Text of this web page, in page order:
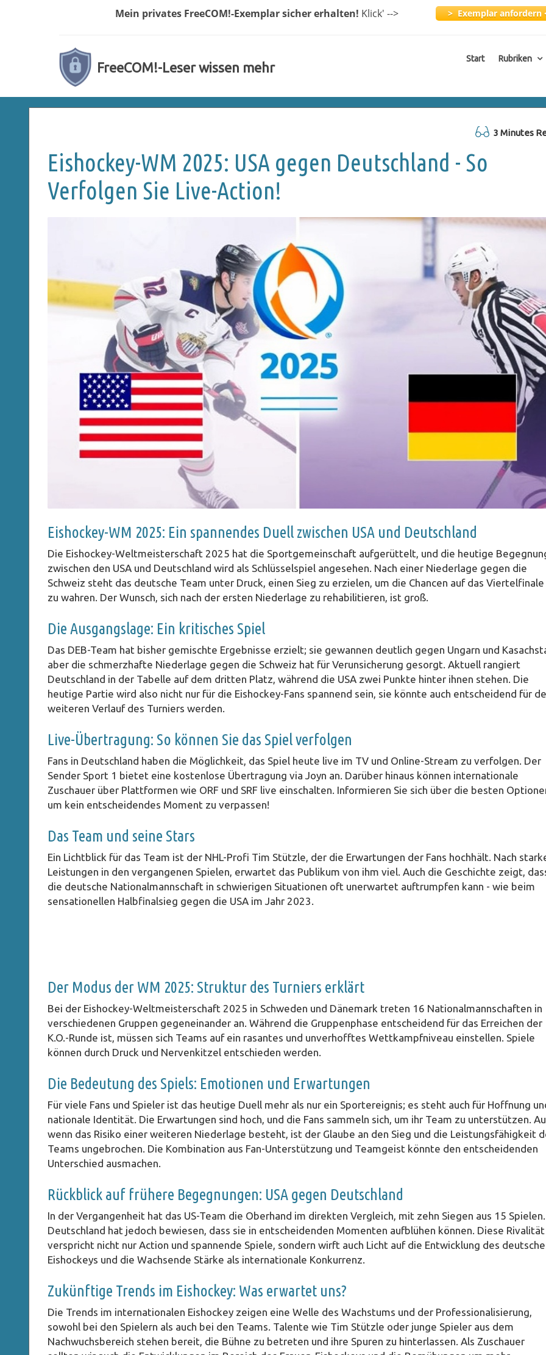
Mein privates FreeCOM!-Exemplarsicher erhalten! Klick' --> > Exemplar anfordern
FreeCOM!-Leser wissen mehr
Start Rubriken
3 Minutes
Eishockey-WM 2025: USA gegen Deutschland - So
Verfolgen Sie Live-Action!
Eishockey-WM 2025: Ein spannendes Duell zwischen USA und Deutschland
Die Eishockey-Weltmeisterschaft 2025 hat die Sportgemeinschaft aufgerüttelt, und die heutige
zwischen den USA und Deutschland wird als Schlüsselspiel angesehen. Nach einer Niederlage gegen die
Schweiz steht das deutsche Team unter Druck, einen Sieg zu erzielen, um die Chancen auf das Viertelfinale
zu wahren. Der Wunsch, sich nach der ersten Niederlage zu rehabilitieren, ist groß.
Die Ausgangslage: Ein kritisches Spiel
Das DEB-Team hat bisher gemischte Ergebnisse erzielt; sie gewannen deutlich gegen Ungarn und
aber die schmerzhafte Niederlage gegen die Schweiz hat für Verunsicherung gesorgt. Aktuell rangiert
Deutschland in der Tabelle auf dem dritten Platz, während die USA zwei Punkte hinter ihnen stehen. Die
heutige Partie wird also nicht nur für die Eishockey-Fans spannend sein, sie könnte auch entscheidend für
weiteren Verlauf des Turniers werden.
Live-Übertragung: So können Sie das Spiel verfolgen
Fans in Deutschland haben die Möglichkeit, das Spiel heute live im TV und Online-Stream zu verfolgen. Der
Sender Sport 1 bietet eine kostenlose Übertragung via Joyn an. Darüber hinaus können internationale
Zuschauer über Plattformen wie ORF und SRF live einschalten. Informieren Sie sich über die besten
um kein entscheidendes Moment zu verpassen!
Das Team und seine Stars
Ein Lichtblick für das Team ist der NHL-Profi Tim Stützle, der die Erwartungen der Fans hochhält. Nach
Leistungen in den vergangenen Spielen, erwartet das Publikum von ihm viel. Auch die Geschichte zeigt,
die deutsche Nationalmannschaft in schwierigen Situationen oft unerwartet auftrumpfen kann - wie beim
sensationellen Halbfinalsieg gegen die USA im Jahr 2023.
Der Modus der WM 2025: Struktur des Turniers erklärt
Bei der Eishockey-Weltmeisterschaft 2025 in Schweden und Dänemark treten 16 Nationalmannschaften in
verschiedenen Gruppen gegeneinander an. Während die Gruppenphase entscheidend für das Erreichen der
K.O.-Runde ist, müssen sich Teams auf ein rasantes und unverhofftes Wettkampfniveau einstellen. Spiele
können durch Druck und Nervenkitzel entschieden werden.
Die Bedeutung des Spiels: Emotionen und Erwartungen
Für viele Fans und Spieler ist das heutige Duell mehr als nur ein Sportereignis; es steht auch für Hoffnung
nationale Identität. Die Erwartungen sind hoch, und die Fans sammeln sich, um ihr Team zu unterstützen.
wenn das Risiko einer weiteren Niederlage besteht, ist der Glaube an den Sieg und die Leistungsfähigkeit
Teams ungebrochen. Die Kombination aus Fan-Unterstützung und Teamgeist könnte den entscheidenden
Unterschied ausmachen.
Rückblick auf frühere Begegnungen: USA gegen Deutschland
In der Vergangenheit hat das US-Team die Oberhand im direkten Vergleich, mit zehn Siegen aus 15 Spielen.
Deutschland hat jedoch bewiesen, dass sie in entscheidenden Momenten aufblühen können. Diese Rivalität
verspricht nicht nur Action und spannende Spiele, sondern wirft auch Licht auf die Entwicklung des
Eishockeys und die Wachsende Stärke als internationale Konkurrenz.
Zukünftige Trends im Eishockey: Was erwartet uns?
Die Trends im internationalen Eishockey zeigen eine Welle des Wachstums und der Professionalisierung,
sowohl bei den Spielern als auch bei den Teams. Talente wie Tim Stützle oder junge Spieler aus dem
Nachwuchsbereich stehen bereit, die Bühne zu betreten und ihre Spuren zu hinterlassen. Als Zuschauer